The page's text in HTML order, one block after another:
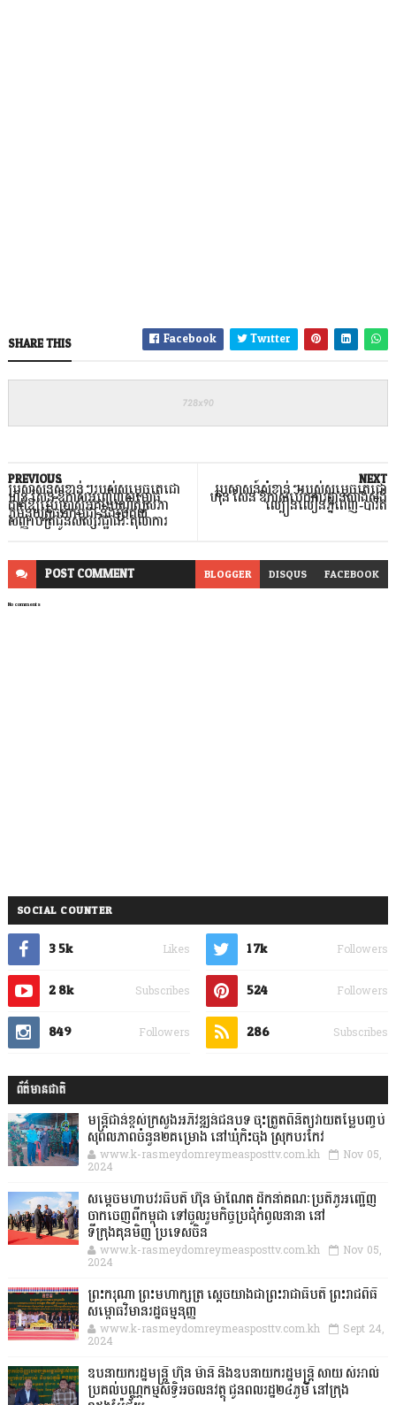
SHARE THIS Facebook Twitter
NEXT
ប្រសាសន៍សំខាន់ៗរបស់សម្តេចតេជោ
ហ៊ុន សែន ឱកាសបើកការដ្ឋានសាង​សង់
ល្បឿនលឿនភ្នំពេញ-បាវិត
PREVIOUS
ប្រសាសន៍សំខាន់ៗរបស់សម្តេចតេជោ
ហ៊ុន សែន ឱកាសអញ្ជើញសម្ពោធ
ដាក់ឱ្យប្រើប្រាស់អគារបណ្ឌិត្យសភា
ភូមិន្ទយុត្តិធម៌កម្ពុជា និងប្រគល់
សញ្ញាបត្រជូនសិស្សវិជ្ជាជីវៈតុលាការ
POSTCOMMENT BLOGGER DISQUS FACEBOOK
No comments
SOCIAL COUNTER
3.5k Likes 1.7k Followers
2.8k Subscribes 524 Followers
849 Followers 286 Subscribes
ព័ត៌មានជាតិ
មន្ត្រីជាន់ខ្ពស់ក្រសួងអភិវឌ្ឍន៍ជនបទ ចុះត្រួតពិនិត្យវាយតម្លៃបញ្ចប់
សុពលភាពចំនួន២គម្រោង នៅឃុំកិះចុង ស្រុកបរកែវ
www.k-rasmeydomreymeasposttv.com.kh Nov 05,
2024
សម្តេចមហាបវរធិបតី ហ៊ុន ម៉ាណែត ដឹកនាំគណៈប្រតិភូអញ្ជើញ
ចាកចេញពីកម្ពុជា ទៅចូលរួមកិច្ចប្រជុំកំពូលនានា នៅ
ទីក្រុងគុនមិញ ប្រទេសចិន
www.k-rasmeydomreymeasposttv.com.kh Nov 05,
2024
ព្រះករុណា ព្រះមហាក្សត្រ ស្តេចយាងជាព្រះរាជាធិបតី ព្រះរាជពិធី
សម្ពោធវិមានរដ្ឋធម្មនុញ្ញ
www.k-rasmeydomreymeasposttv.com.kh Sept 24,
2024
ឧបនាយករដ្ឋមន្ដ្រី ហ៊ុន ម៉ានី និងឧបនាយករដ្ឋមន្ដ្រី សាយ សំអាល់
ប្រគល់បណ្ណកម្មសិទ្ធិអចលនវត្ថុ ជូនពលរដ្ឋ២៤ភូមិ នៅក្រុង